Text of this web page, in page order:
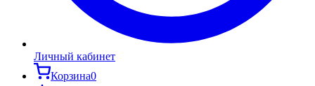
Личный кабинет
Корзина0